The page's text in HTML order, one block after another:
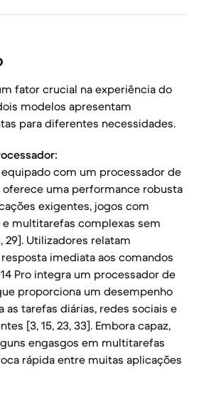
fator crucial na experiência do
modelos apresentam
para diferentes necessidades.
equipado com um processador de
uma performance robusta
exigentes, jogos com
multitarefas complexas sem
29]. Utilizadores relatam
imediata aos comandos
Pro integra um processador de
proporciona um desempenho
as tarefas diárias, redes sociais e
[3, 15, 23, 33]. Embora capaz,
engasgos em multitarefas
rápida entre muitas aplicações